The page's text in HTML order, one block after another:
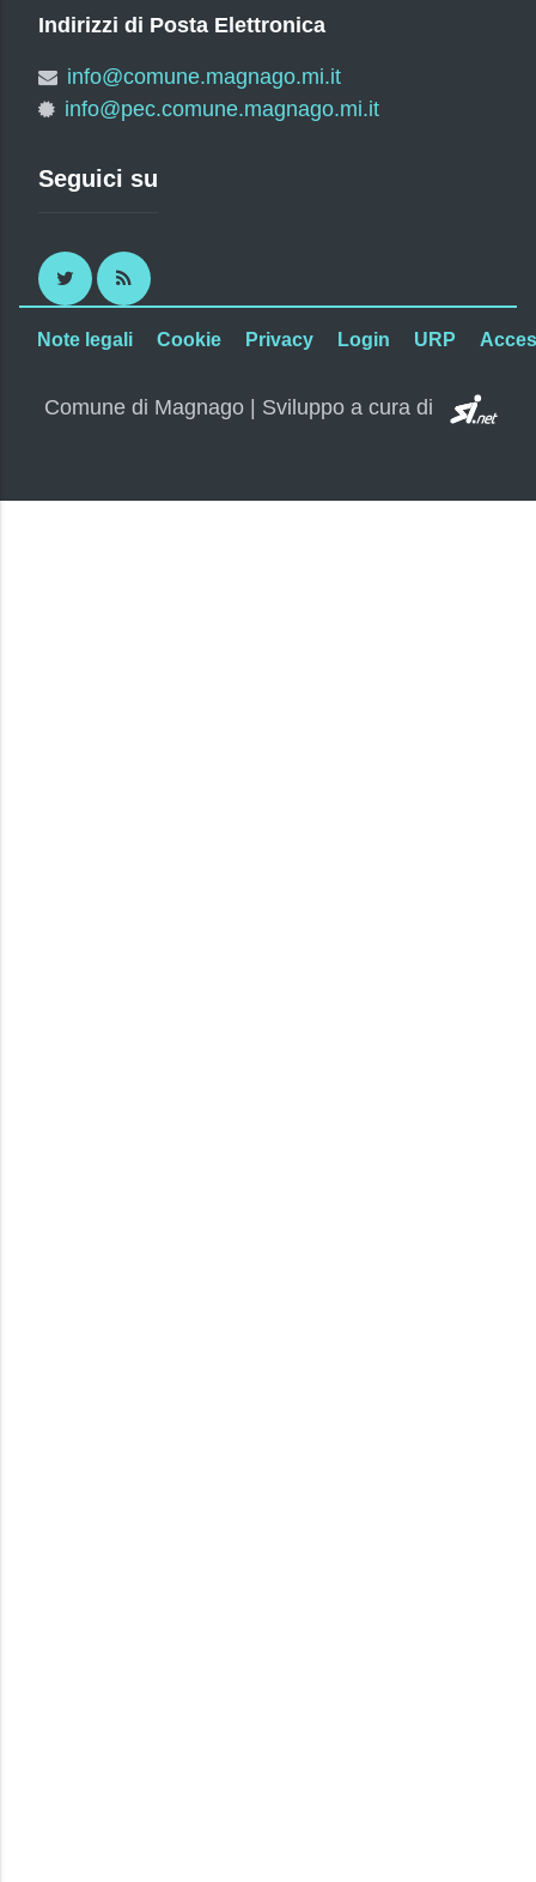
Indirizzi di Posta Elettronica
info@comune.magnago.mi.it
info@pec.comune.magnago.mi.it
Seguici su
Twitter RSS
Note legali Cookie Privacy Login URP
Comune di Magnago | Sviluppo a cura di